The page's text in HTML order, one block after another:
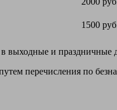
1500
в выходные и праздничные
перечисления по